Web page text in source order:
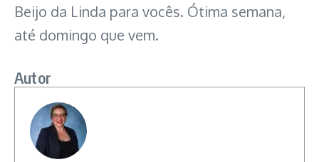
Beijo da Linda para vocês. Ótima semana,
até domingo que vem.
Autor